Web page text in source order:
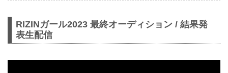
RIZINガール2023 最終オーディション / 結果発
表生配信